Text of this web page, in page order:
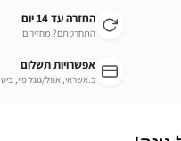
החזרה עד 14 יום
התחרטתם? מחזירים
אפשרויות תשלום
כ.אשראי, אפל/גוגל פיי, ביט